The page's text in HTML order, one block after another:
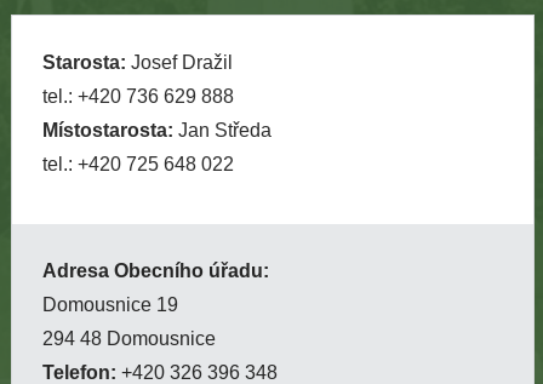
Starosta: Josef Dražil
tel.: +420 736 629 888
Místostarosta: Jan Středa
tel.: +420 725 648 022
Adresa Obecního úřadu:
Domousnice 19
294 48 Domousnice
Telefon: +420 326 396 348